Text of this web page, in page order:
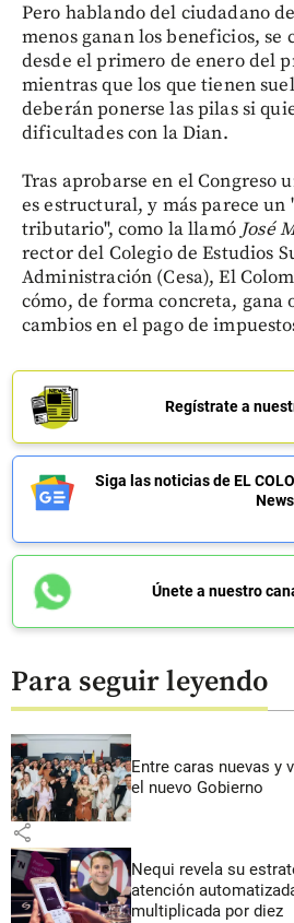
Pero hablando del ciudadano
menos ganan los beneficios, se
desde el primero de enero del
mientras que los que tienen
deberán ponerse las pilas si
dificultades con la Dian.
Tras aprobarse en el Congreso
es estructural, y más parece un
tributario", como la llamó José
rector del Colegio de Estudios
Administración (Cesa), El
cómo, de forma concreta, gana
cambios en el pago de
Regístrate a
Siga las noticias de EL
News
Únete a nuestro
Para seguir leyendo
Entre caras nuevas y
el nuevo Gobierno
share
Nequi revela su
atención
multiplicada por diez